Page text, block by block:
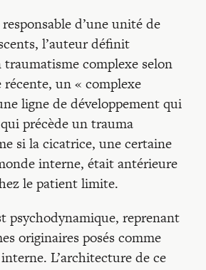
d’une unité de
l’auteur définit
complexe selon
un « complexe
ligne de développement qui
précède un trauma
si la cicatrice, une certaine
interne, était antérieure
le patient limite.
psychodynamique, reprenant
originaires posés comme
L’architecture de ce